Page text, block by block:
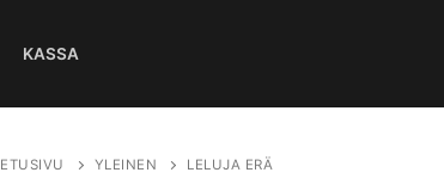
KASSA
Hae:
ETUSIVU YLEINEN LELUJA ERÄ